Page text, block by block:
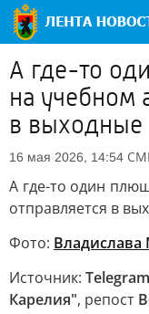
А где-то
на учебном
в выходные
16 мая 2026, 14:54
А где-то один
отправляется в
Фото:
Источник:
Карелия", репост